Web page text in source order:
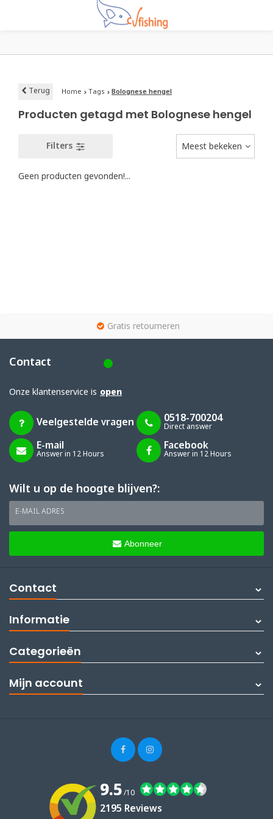
Terug Home Tags Bolognese hengel
Producten getagd met Bolognese hengel
Filters Meest bekeken
Geen producten gevonden!...
Gratis retourneren
Contact
Onze klantenservice is open
Veelgestelde vragen 0518-700204
Direct answer
E-mail
Answer in 12 Hours
Facebook
Answer in 12 Hours
Wilt u op de hoogte blijven?:
E-MAIL ADRES
Abonneer
Contact
Informatie
Categorieën
Mijn account
9.5/10
2195 Reviews